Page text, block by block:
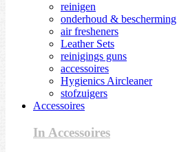
reinigen
onderhoud & bescherming
air fresheners
Leather Sets
reinigings guns
accessoires
Hygienics Aircleaner
stofzuigers
Accessoires
In Accessoires